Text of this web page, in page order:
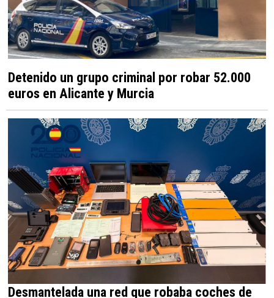
Detenido un grupo criminal por robar 52.000
euros en Alicante y Murcia
Desmantelada una red que robaba coches de